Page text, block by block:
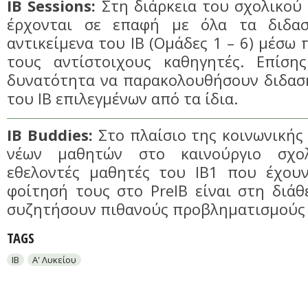
IB Sessions: Στη διάρκεια του
έρχονται σε επαφή με όλα τα
αντικείμενα του ΙΒ (Ομάδες 1 – 6) μέσω
τους αντίστοιχους καθηγητές.
δυνατότητα να παρακολουθήσουν
του ΙΒ επιλεγμένων από τα ίδια.
IB Buddies: Στο πλαίσιο της
νέων μαθητών στο καινούργιο
εθελοντές μαθητές του ΙΒ1 που
φοίτησή τους στο PreIB είναι στη
συζητήσουν πιθανούς
TAGS
IB Α' Λυκείου